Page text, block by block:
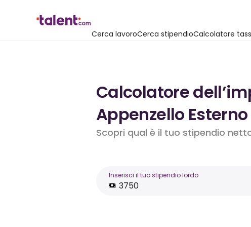
Cerca lavoroCerca stipendioCalcolatore
Calcolatore
Appenzello
Scopri qual è il tuo stipendio
Inserisci il tuo stipendio lordo